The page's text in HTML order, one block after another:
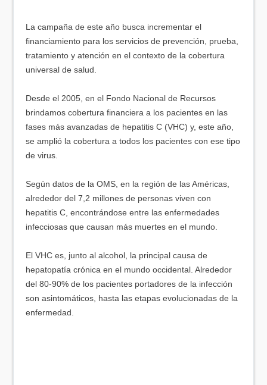
La campaña de este año busca incrementar el
financiamiento para los servicios de prevención, prueba,
tratamiento y atención en el contexto de la cobertura
universal de salud.
Desde el 2005, en el Fondo Nacional de Recursos
brindamos cobertura financiera a los pacientes en las
fases más avanzadas de hepatitis C (VHC) y, este año,
se amplió la cobertura a todos los pacientes con ese tipo
de virus.
Según datos de la OMS, en la región de las Américas,
alrededor del 7,2 millones de personas viven con
hepatitis C, encontrándose entre las enfermedades
infecciosas que causan más muertes en el mundo.
El VHC es, junto al alcohol, la principal causa de
hepatopatía crónica en el mundo occidental. Alrededor
del 80-90% de los pacientes portadores de la infección
son asintomáticos, hasta las etapas evolucionadas de la
enfermedad.